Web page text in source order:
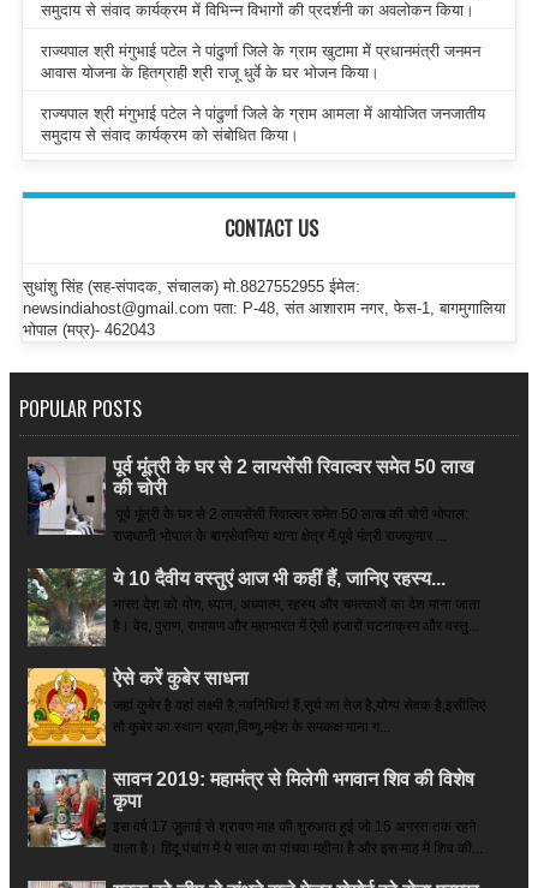
समुदाय से संवाद कार्यक्रम में विभिन्न विभागों की प्रदर्शनी का अवलोकन किया।
राज्यपाल श्री मंगुभाई पटेल ने पांढुर्णा जिले के ग्राम खुटामा में प्रधानमंत्री जनमन
आवास योजना के हितग्राही श्री राजू धुर्वे के घर भोजन किया।
राज्यपाल श्री मंगुभाई पटेल ने पांढुर्णा जिले के ग्राम आमला में आयोजित जनजातीय
समुदाय से संवाद कार्यक्रम को संबोधित किया।
CONTACT US
सुधांशु सिंह (सह-संपादक, संचालक) मो.8827552955 ईमेल:
newsindiahost@gmail.com पता: P-48, संत आशाराम नगर, फेस-1, बागमुगालिया
भोपाल (मप्र)- 462043
POPULAR POSTS
पूर्व मूंत्री के घर से 2 लायसेंसी रिवाल्वर समेत 50 लाख
की चोरी
पूर्व मूंत्री के घर से 2 लायसेंसी रिवाल्वर समेत 50 लाख की चोरी भोपाल:
राजधानी भोपाल के बागसेवनिया थाना क्षेत्र में पूर्व मंत्री राजकुमार ...
ये 10 दैवीय वस्तुएं आज भी कहीं हैं, जानिए रहस्य...
भारत देश को योग, ध्यान, अध्यात्म, रहस्य और चमत्कारों का देश माना जाता
है। वेद, पुराण, रामायण और महाभारत में ऐसी हजारों घटनाक्रम और वस्तु...
ऐसे करें कुबेर साधना
जहां कुबेर है­ वहां लक्ष्मी है,नवनिधियां हैं,सूर्य का तेज है,योग्य सेवक है,इसीलिए
तो कुबेर का स्थान ब्रह्मा,विष्णु,महेश के समकक्ष माना ग...
सावन 2019: महामंत्र से मिलेगी भगवान शिव की विशेष
कृपा
इस वर्ष 17 जुलाई से श्रावण माह की शुरुआत हुई जो 15 अगस्त तक रहने
वाला है। हिंदू पंचांग में ये साल का पांचवा महीना है और इस माह में शिव की...